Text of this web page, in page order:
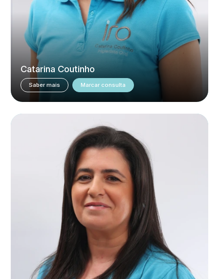
Catarina Coutinho
Saber mais Marcar consulta